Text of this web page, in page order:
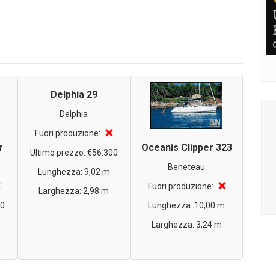
Delphia 29
Delphia
Fuori produzione: ❌
Ultimo prezzo: €56.300
Lunghezza: 9,02 m
Larghezza: 2,98 m
Oceanis Clipper 323
Beneteau
Fuori produzione: ❌
Lunghezza: 10,00 m
Larghezza: 3,24 m